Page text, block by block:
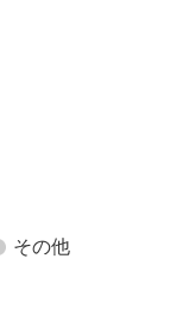
その他